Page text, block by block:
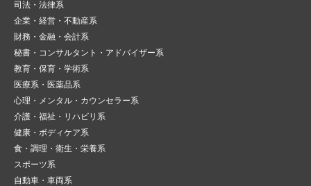
司法・法律系
企業・経営・不動産系
財務・金融・会計系
秘書・コンサルタント・アドバイザー系
教育・保育・学術系
医療系・医薬品系
心理・メンタル・カウンセラー系
介護・福祉・リハビリ系
健康・ボディケア系
食・調理・衛生・栄養系
スポーツ系
自動車・車両系